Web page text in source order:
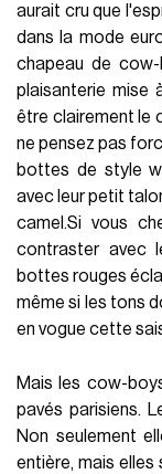
aurait cru que
dans la mode
chapeau de
plaisanterie mise
être clairement le
ne pensez pas
bottes de style
avec leur petit
camel.Si vous
contraster avec
bottes rouges
même si les tons
en vogue cette
Mais les cow-
pavés parisiens.
Non seulement
entière, mais